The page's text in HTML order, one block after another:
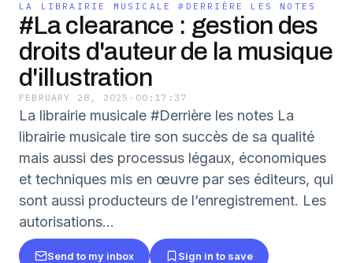
LA LIBRAIRIE MUSICALE #DERRIÈRE LES NOTES
#La clearance : gestion des
droits d'auteur de la musique
d'illustration
FEBRUARY 28, 2025 · 00:17:37
La librairie musicale #Derrière les notes La
librairie musicale tire son succès de sa qualité
mais aussi des processus légaux, économiques
et techniques mis en œuvre par ses éditeurs, qui
sont aussi producteurs de l’enregistrement. Les
autorisations...
Send to my inbox Sign in to save